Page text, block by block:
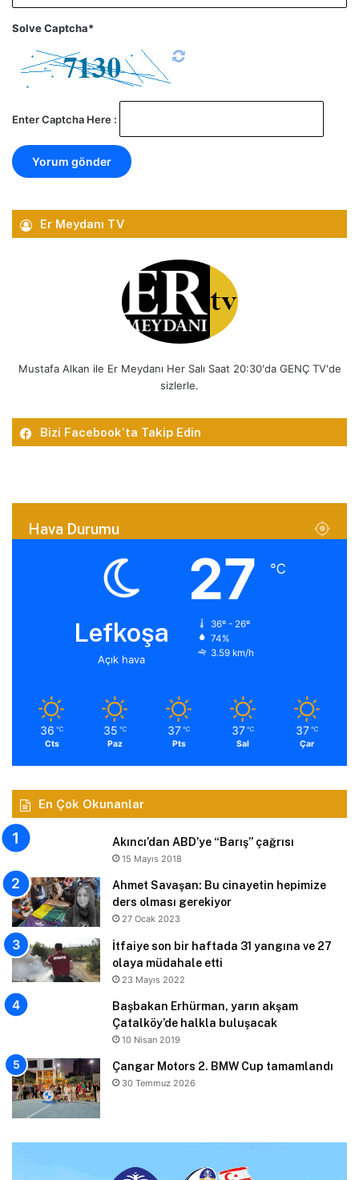
Solve Captcha*
Enter Captcha Here :
Er Meydanı TV
Mustafa Alkan ile Er Meydanı Her Salı Saat 20:30'da GENÇ TV'de
sizlerle.
Bizi Facebook’ta Takip Edin
Hava Durumu
Lefkoşa
Açık hava
27 ℃
36º - 26º
74%
3.59 km/h
36 ℃
Cts
35 ℃
Paz
37 ℃
Pts
37 ℃
Sal
37 ℃
Çar
En Çok Okunanlar
Akıncı’dan ABD’ye “Barış” çağrısı
15 Mayıs 2018
Ahmet Savaşan: Bu cinayetin hepimize
ders olması gerekiyor
27 Ocak 2023
İtfaiye son bir haftada 31 yangına ve 27
olaya müdahale etti
23 Mayıs 2022
Başbakan Erhürman, yarın akşam
Çatalköy’de halkla buluşacak
10 Nisan 2019
Çangar Motors 2. BMW Cup tamamlandı
30 Temmuz 2026